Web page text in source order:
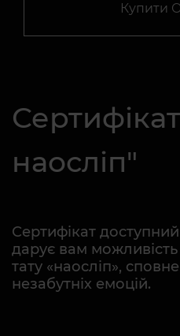
Купити
наосліп"
Сертифікат
дарує вам
тату «наосліп»,
незабутніх емоцій.